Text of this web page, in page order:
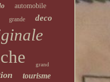
automobile
grande deco
grand
tourisme